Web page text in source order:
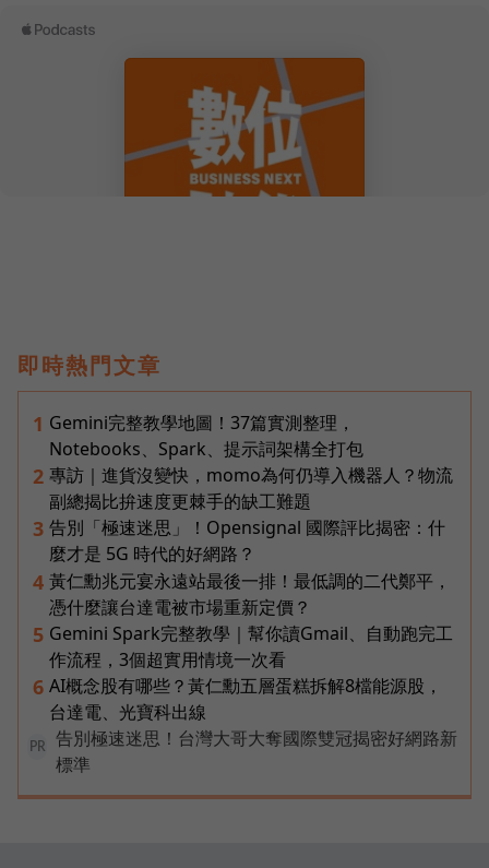
即時熱門文章
1 Gemini完整教學地圖！37篇實測整理，
Notebooks、Spark、提示詞架構全打包
2 專訪｜進貨沒變快，momo為何仍導入機器人？物流
副總揭比拚速度更棘手的缺工難題
3 告別「極速迷思」！Opensignal 國際評比揭密：什
麼才是 5G 時代的好網路？
4 黃仁勳兆元宴永遠站最後一排！最低調的二代鄭平，
憑什麼讓台達電被市場重新定價？
5 Gemini Spark完整教學｜幫你讀Gmail、自動跑完工
作流程，3個超實用情境一次看
6 AI概念股有哪些？黃仁勳五層蛋糕拆解8檔能源股，
台達電、光寶科出線
PR
告別極速迷思！台灣大哥大奪國際雙冠揭密好網路新
標準